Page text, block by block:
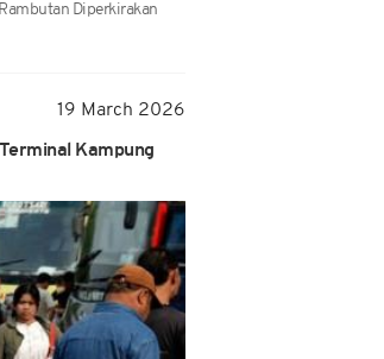
Diperkirakan
19 March 2026
Kampung